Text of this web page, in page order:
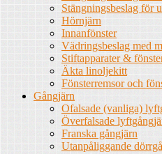
Stängningsbeslag för
Hörnjärn
Innanfönster
Vädringsbeslag med
Stiftapparater &
Äkta linoljekitt
Fönsterremsor och
Gångjärn
Ofalsade (vanliga)
Överfalsade
Franska gångjärn
Utanpåliggande